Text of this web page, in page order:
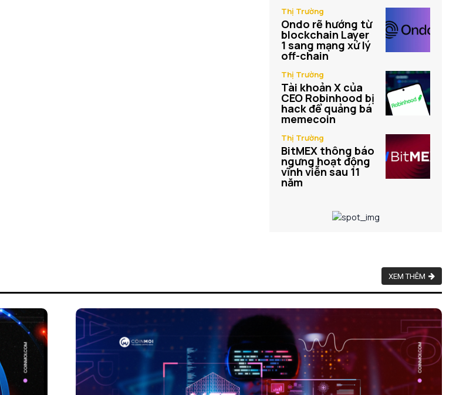
Thị Trường
Ondo rẽ hướng từ
blockchain Layer
1 sang mạng xử lý
off-chain
Thị Trường
Tài khoản X của
CEO Robinhood bị
hack để quảng bá
memecoin
Thị Trường
BitMEX thông báo
ngưng hoạt động
vĩnh viễn sau 11
năm
XEM THÊM